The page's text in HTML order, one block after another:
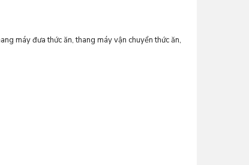
máy đưa thức ăn, thang máy vận chuyển thức ăn,